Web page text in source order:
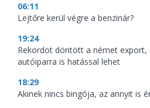
06:11
Lejtőre kerül végre a benzinár?
19:24
Rekordot döntött a német export,
autóiparra is hatással lehet
18:29
Akinek nincs bingója, az annyit is